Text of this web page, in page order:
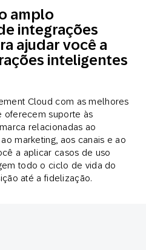
amplo
integrações
ajudar você a
inteligentes
Cloud com as melhores
oferecem suporte às
relacionadas ao
marketing, aos canais e ao
a aplicar casos de uso
todo o ciclo de vida do
até a fidelização.